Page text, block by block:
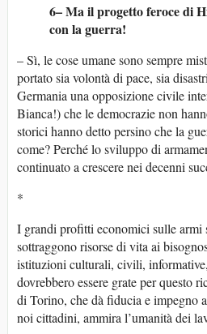
6– Ma il progetto feroce di
con la guerra!
– Sì, le cose umane sono sempre
portato sia volontà di pace, sia
Germania una opposizione civile
Bianca!) che le democrazie non
storici hanno detto persino che la
come? Perché lo sviluppo di
continuato a crescere nei decenni
*
I grandi profitti economici sulle armi
sottraggono risorse di vita ai
istituzioni culturali, civili,
dovrebbero essere grate per questo
di Torino, che dà fiducia e impegno
noi cittadini, ammira l’umanità dei